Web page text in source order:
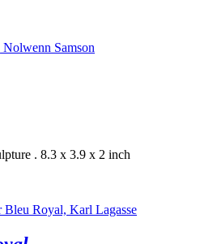
. 8.3 x 3.9 x 2 inch